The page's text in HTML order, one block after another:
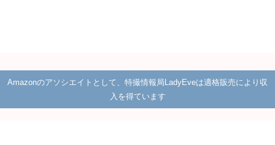
Amazonのアソシエイトとして、特撮情報局LadyEveは適格販売により収
入を得ています